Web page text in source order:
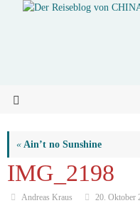
« Ain’t no Sunshine
IMG_2198
Andreas Kraus
20. Oktober